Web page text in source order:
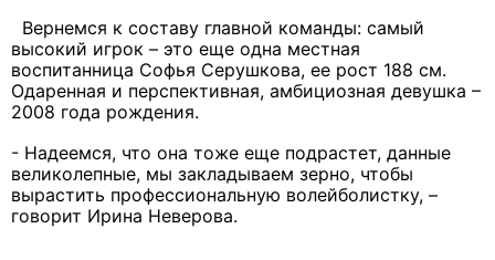
Вернемся к составу главной команды: самый
высокий игрок – это еще одна местная
воспитанница Софья Серушкова, ее рост 188 см.
Одаренная и перспективная, амбициозная девушка –
2008 года рождения.
- Надеемся, что она тоже еще подрастет, данные
великолепные, мы закладываем зерно, чтобы
вырастить профессиональную волейболистку, –
говорит Ирина Неверова.